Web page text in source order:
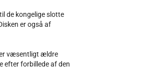
de kongelige slotte
er også af
er væsentligt ældre
efter forbillede af den